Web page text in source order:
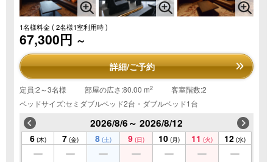
1名様料金( 2名様1室利用時 )
67,300円 ～
詳細/ご予約
定員:2～3名様 部屋の広さ:80.00 m2
客室階数:2
ベッドサイズ:セミダブルベッド2台・ダブルベッド1台
2026/8/6～ 2026/8/12
6 (木) 7 (金) 8 (土) 9 (日) 10 (月) 11 (火) 12 (水)